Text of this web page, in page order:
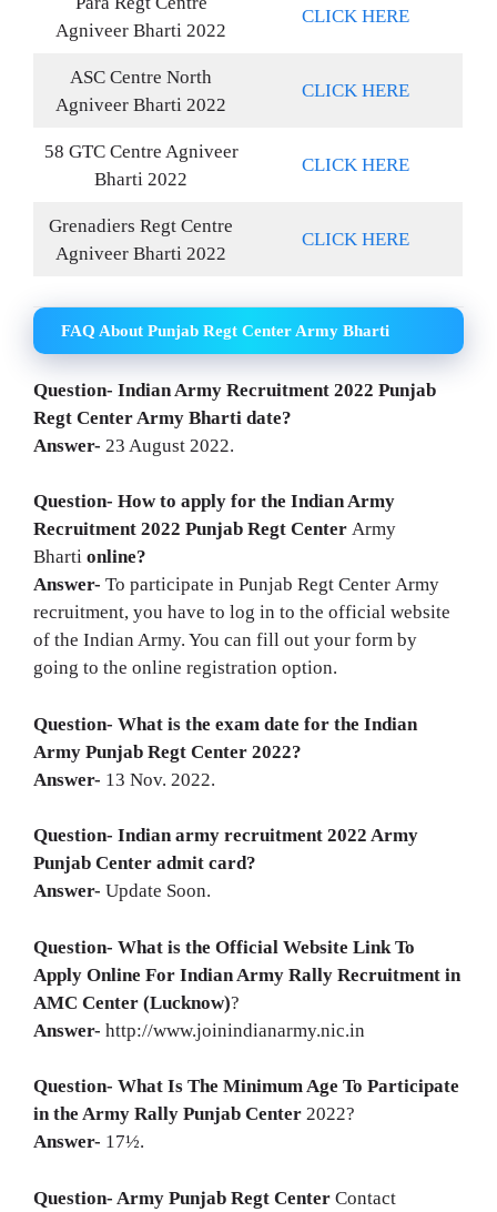
Agniveer Bharti 2022
CLICK HERE
ASC Centre North
Agniveer Bharti 2022
CLICK HERE
58 GTC Centre Agniveer
Bharti 2022
CLICK HERE
Grenadiers Regt Centre
Agniveer Bharti 2022
CLICK HERE
FAQ About Punjab Regt Center Army Bharti
Question- Indian Army Recruitment 2022 Punjab
Regt Center Army Bharti date?
Answer- 23 August 2022.
Question- How to apply for the Indian Army
Recruitment 2022 Punjab Regt Center Army
Bharti online?
Answer- To participate in Punjab Regt Center Army
recruitment, you have to log in to the official website
of the Indian Army. You can fill out your form by
going to the online registration option.
Question- What is the exam date for the Indian
Army Punjab Regt Center 2022?
Answer- 13 Nov. 2022.
Question- Indian army recruitment 2022 Army
Punjab Center admit card?
Answer- Update Soon.
Question- What is the Official Website Link To
Apply Online For Indian Army Rally Recruitment in
AMC Center (Lucknow)?
Answer- http://www.joinindianarmy.nic.in
Question- What Is The Minimum Age To Participate
in the Army Rally Punjab Center 2022?
Answer- 17½.
Question- Army Punjab Regt Center Contact